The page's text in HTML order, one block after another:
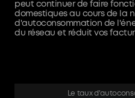
peut continuer de faire
domestiques au cours de la
d'autoconsommation de
du réseau et réduit vos
Le taux